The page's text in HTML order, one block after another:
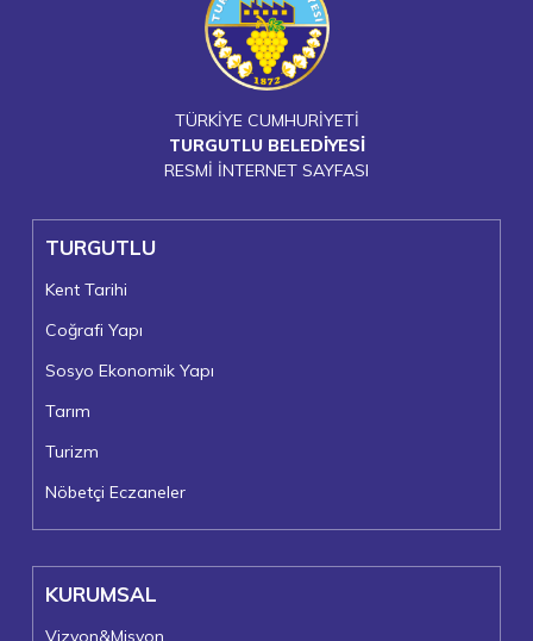
TÜRKİYE CUMHURİYETİ
TURGUTLU BELEDİYESİ
RESMİ İNTERNET SAYFASI
TURGUTLU
Kent Tarihi
Coğrafi Yapı
Sosyo Ekonomik Yapı
Tarım
Turizm
Nöbetçi Eczaneler
KURUMSAL
Vizyon&Misyon